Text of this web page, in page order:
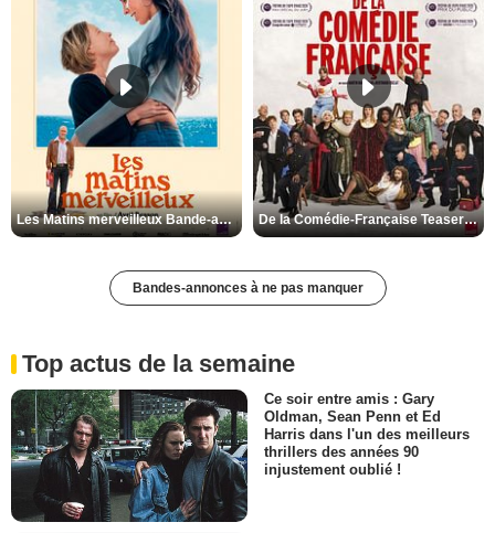
Les Matins merveilleux Bande-annonce VF De la Comédie-Française Teaser VF
Bandes-annonces à ne pas manquer
Top actus de la semaine
Ce soir entre amis : Gary
Oldman, Sean Penn et Ed
Harris dans l'un des meilleurs
thrillers des années 90
injustement oublié !